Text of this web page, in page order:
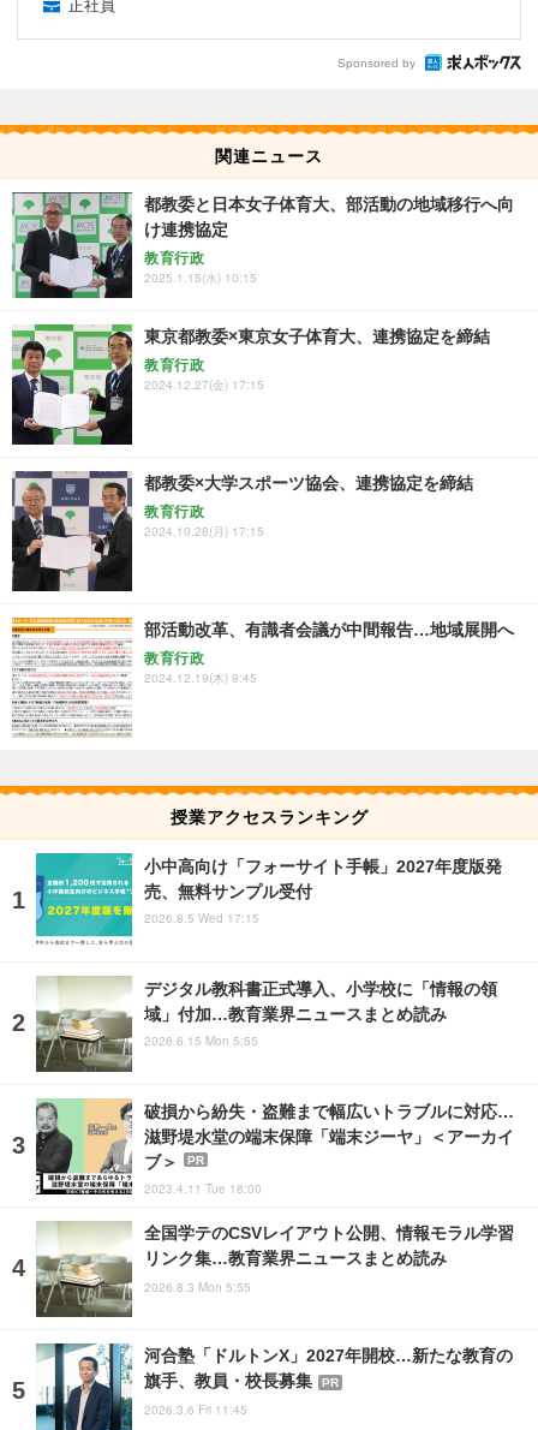
正社員
Sponsored by
関連ニュース
都教委と日本女子体育大、部活動の地域移行へ向
け連携協定
教育行政
2025.1.15(水) 10:15
東京都教委×東京女子体育大、連携協定を締結
教育行政
2024.12.27(金) 17:15
都教委×大学スポーツ協会、連携協定を締結
教育行政
2024.10.28(月) 17:15
部活動改革、有識者会議が中間報告…地域展開へ
教育行政
2024.12.19(木) 9:45
授業アクセスランキング
小中高向け「フォーサイト手帳」2027年度版発
売、無料サンプル受付
2026.8.5 Wed 17:15
デジタル教科書正式導入、小学校に「情報の領
域」付加…教育業界ニュースまとめ読み
2026.6.15 Mon 5:55
破損から紛失・盗難まで幅広いトラブルに対応…
滋野堤水堂の端末保障「端末ジーヤ」＜アーカイ
ブ＞
PR
2023.4.11 Tue 18:00
全国学テのCSVレイアウト公開、情報モラル学習
リンク集…教育業界ニュースまとめ読み
2026.8.3 Mon 5:55
河合塾「ドルトンX」2027年開校…新たな教育の
旗手、教員・校長募集
PR
2026.3.6 Fri 11:45